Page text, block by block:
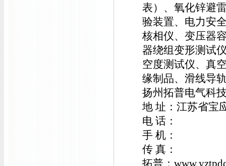
表）、氧化锌避
验装置、电力安
核相仪、变压器
器绕组变形测试
空度测试仪、真
缘制品、滑线导
扬州拓普电气科
地 址：江苏省宝
电 话：
手 机：
传 真：
拓普：